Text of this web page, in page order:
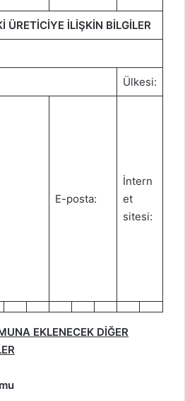
ÜRETİCİYE İLİŞKİN BİLGİLER
Ülkesi:
E-posta:
İntern
et
sitesi:
EKLENECEK DİĞER